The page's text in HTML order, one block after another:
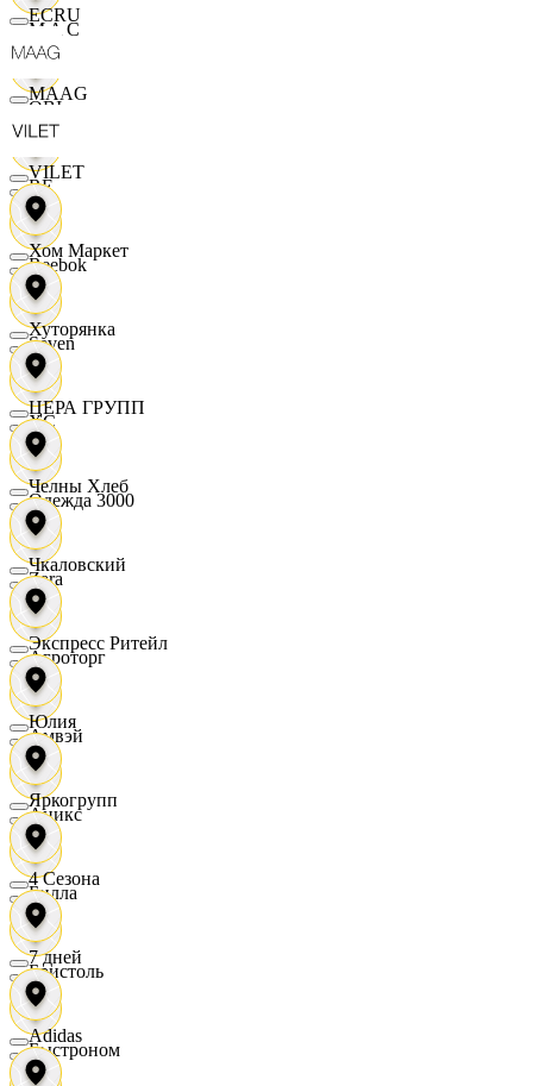
M A C
OBI
RE
Reebok
Seven
XC
Одежда 3000
Zara
Агроторг
Амвэй
Аникс
Билла
Бристоль
Быстроном
ECRU
MAAG
VILET
Хом Маркет
Хуторянка
ЦЕРА ГРУПП
Челны Хлеб
Чкаловский
Экспресс Ритейл
Юлия
Яркогрупп
4 Сезона
7 дней
Adidas